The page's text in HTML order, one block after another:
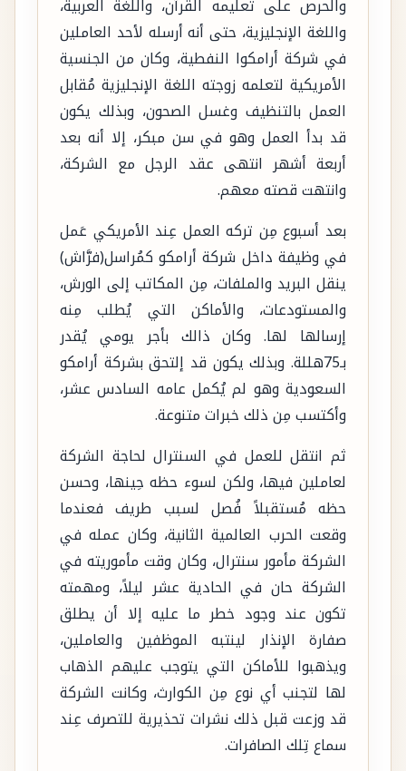
والحرص على تعليمه القرآن، واللغة العربية،
واللغة الإنجليزية، حتى أنه أرسله لأحد العاملين
في شركة أرامكوا النفطية، وكان من الجنسية
الأمريكية لتعلمه زوجته اللغة الإنجليزية مُقابل
العمل بالتنظيف وغسل الصحون، وبذلك يكون
قد بدأ العمل وهو في سن مبكر، إلا أنه بعد
أربعة أشهر انتهى عقد الرجل مع الشركة،
وانتهت قصته معهم.
بعد أسبوع مِن تركه العمل عِند الأمريكي عَمل
في وظيفة داخل شركة أرامكو كمُراسل(فرَّاش)
ينقل البريد والملفات، مِن المكاتب إلى الورش،
والمستودعات، والأماكن التي يُطلب مِنه
إرسالها لها. وكان ذالك بأجر يومي يُقدر
بـ75هللة. وبذلك يكون قد إلتحق بشركة أرامكو
السعودية وهو لم يُكمل عامه السادس عشر،
وأكتسب مِن ذلك خبرات متنوعة.
ثم انتقل للعمل في السنترال لحاجة الشركة
لعاملين فيها، ولكن لسوء حظه حِينها، وحسن
حظه مُستقبلاً فُصل لسبب طريف فعندما
وقعت الحرب العالمية الثانية، وكان عمله في
الشركة مأمور سنترال، وكان وقت مأموريته في
الشركة حان في الحادية عشر ليلاً، ومهمته
تكون عند وجود خطر ما عليه إلا أن يطلق
صفارة الإنذار لينتبه الموظفين والعاملين،
ويذهبوا للأماكن التي يتوجب عليهم الذهاب
لها لتجنب أي نوع مِن الكوارث، وكانت الشركة
قد وزعت قبل ذلك نشرات تحذيرية للتصرف عِند
سماع تِلك الصافرات.